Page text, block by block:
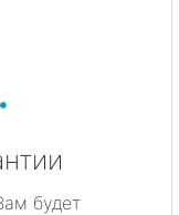
будет